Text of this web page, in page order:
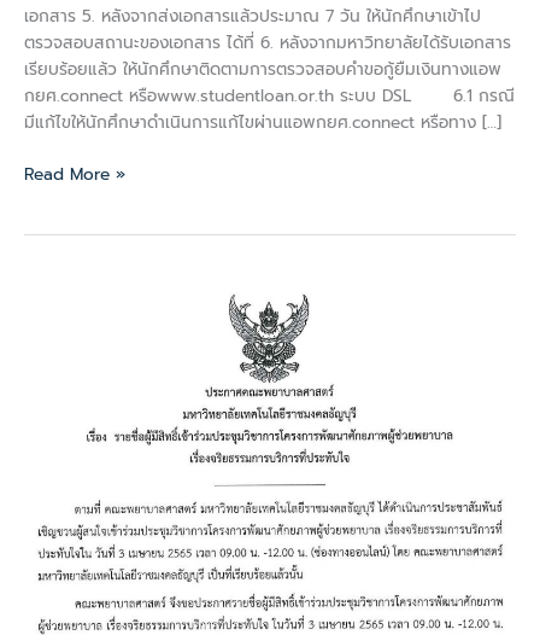
เอกสาร 5. หลังจากส่งเอกสารแล้วประมาณ 7 วัน ให้นักศึกษาเข้าไป
ตรวจสอบสถานะของเอกสาร ได้ที่ 6. หลังจากมหาวิทยาลัยได้รับเอกสาร
เรียบร้อยแล้ว ให้นักศึกษาติดตามการตรวจสอบคำขอกู้ยืมเงินทางแอพ
กยศ.connect หรือwww.studentloan.or.th ระบบ DSL 6.1 กรณี
มีแก้ไขให้นักศึกษาดำเนินการแก้ไขผ่านแอพกยศ.connect หรือทาง […]
Read More »
วิชาการ
โครงการ
พัฒนา
ศักยภาพ